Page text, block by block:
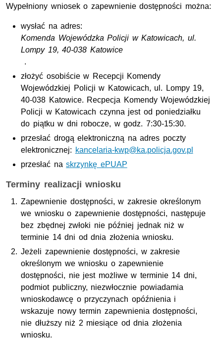
Wypełniony wniosek o zapewnienie dostępności można:
wysłać na adres:
Komenda Wojewódzka Policji w Katowicach, ul.
Lompy 19, 40-038 Katowice
.
złożyć osobiście w Recepcji Komendy
Wojewódzkiej Policji w Katowicach, ul. Lompy 19,
40-038 Katowice. Recpecja Komendy Wojewódzkiej
Policji w Katowicach czynna jest od poniedziałku
do piątku w dni robocze, w godz. 7:30-15:30.
przesłać drogą elektroniczną na adres poczty
elektronicznej: kancelaria-kwp@ka.policja.gov.pl
przesłać naskrzynkę ePUAP
Terminy realizacji wniosku
Zapewnienie dostępności, w zakresie określonym
we wniosku o zapewnienie dostępności, następuje
bez zbędnej zwłoki nie później jednak niż w
terminie 14 dni od dnia złożenia wniosku.
Jeżeli zapewnienie dostępności, w zakresie
określonym we wniosku o zapewnienie
dostępności, nie jest możliwe w terminie 14 dni,
podmiot publiczny, niezwłocznie powiadamia
wnioskodawcę o przyczynach opóźnienia i
wskazuje nowy termin zapewnienia dostępności,
nie dłuższy niż 2 miesiące od dnia złożenia
wniosku.